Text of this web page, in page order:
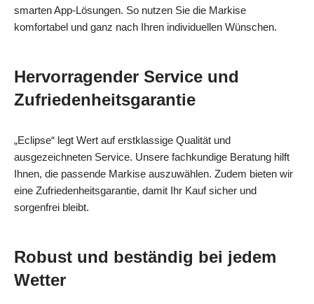
smarten App-Lösungen. So nutzen Sie die Markise
komfortabel und ganz nach Ihren individuellen Wünschen.
Hervorragender Service und
Zufriedenheitsgarantie
„Eclipse“ legt Wert auf erstklassige Qualität und
ausgezeichneten Service. Unsere fachkundige Beratung hilft
Ihnen, die passende Markise auszuwählen. Zudem bieten wir
eine Zufriedenheitsgarantie, damit Ihr Kauf sicher und
sorgenfrei bleibt.
Robust und beständig bei jedem
Wetter